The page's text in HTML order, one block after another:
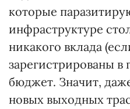
которые
инфраструктуре
никакого вклада
зарегистрированы в
бюджет. Значит,
новых выходных